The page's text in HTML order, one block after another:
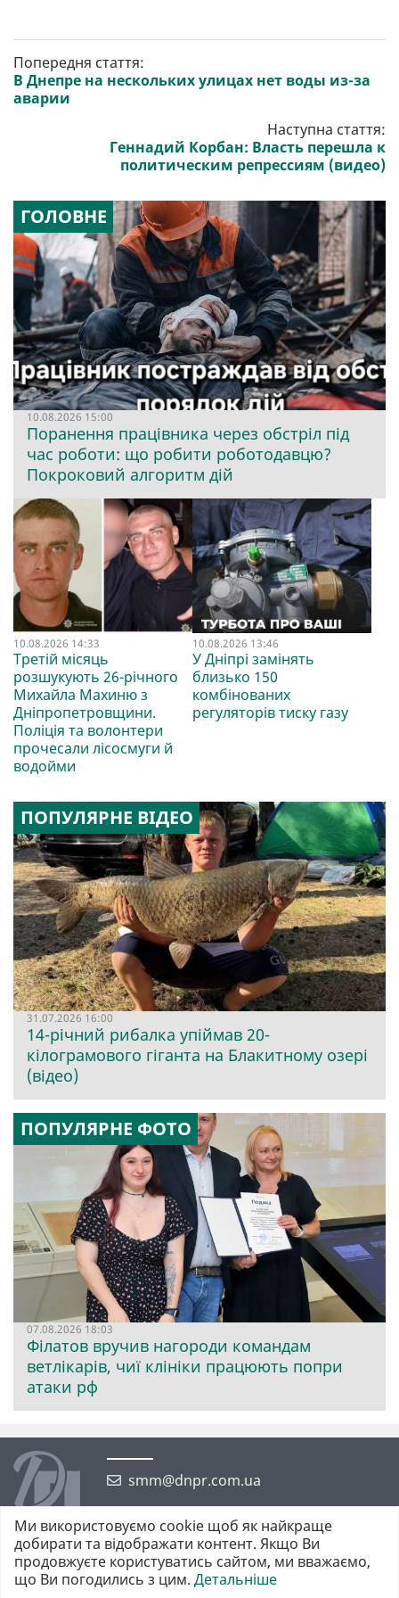
Попередня стаття:
В Днепре на нескольких улицах нет воды из-за
аварии
Наступна стаття:
Геннадий Корбан: Власть перешла к
политическим репрессиям (видео)
ГОЛОВНЕ
10.08.2026 15:00
Поранення працівника через обстріл під
час роботи: що робити роботодавцю?
Покроковий алгоритм дій
10.08.2026 14:33
Третій місяць
розшукують 26-річного
Михайла Махиню з
Дніпропетровщини.
Поліція та волонтери
прочесали лісосмуги й
водойми
10.08.2026 13:46
У Дніпрі замінять
близько 150
комбінованих
регуляторів тиску газу
ПОПУЛЯРНЕ ВІДЕО
31.07.2026 16:00
14-річний рибалка упіймав 20-
кілограмового гіганта на Блакитному озері
(відео)
ПОПУЛЯРНЕ ФОТО
07.08.2026 18:03
Філатов вручив нагороди командам
ветлікарів, чиї клініки працюють попри
атаки рф
smm@dnpr.com.ua
©2026 https://dnpr.com.ua Дніпровська порадниця
Ми використовуємо cookie щоб як найкраще
добирати та відображати контент. Якщо Ви
продовжуєте користуватись сайтом, ми вважаємо,
що Ви погодились з цим. Детальніше